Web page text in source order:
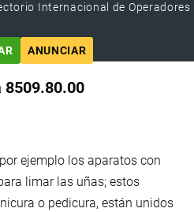
Internacional de Operadores
ANUNCIAR
8509.80.00
ejemplo los aparatos con
limar las uñas; estos
o pedicura, están unidos